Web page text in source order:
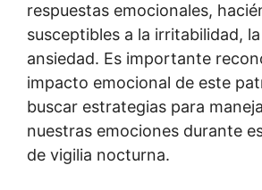
respuestas emocionales,
susceptibles a la irritabilidad,
ansiedad. Es importante
impacto emocional de este
buscar estrategias para
nuestras emociones durante
de vigilia nocturna.